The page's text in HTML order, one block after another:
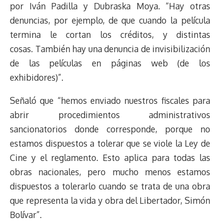
por Iván Padilla y Dubraska Moya. “Hay otras
denuncias, por ejemplo, de que cuando la película
termina le cortan los créditos, y distintas
cosas. También hay una denuncia de invisibilización
de las películas en páginas web (de los
exhibidores)”.
Señaló que “hemos enviado nuestros fiscales para
abrir procedimientos administrativos
sancionatorios donde corresponde, porque no
estamos dispuestos a tolerar que se viole la Ley de
Cine y el reglamento. Esto aplica para todas las
obras nacionales, pero mucho menos estamos
dispuestos a tolerarlo cuando se trata de una obra
que representa la vida y obra del Libertador, Simón
Bolívar”.